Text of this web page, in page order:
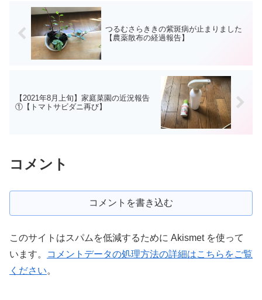
いるので今さら感はありますが、
今回はこの作品を読んだ感想を...
の...
つるむさらききの紫斑病が止まりました
【農薬散布の経過報告】
【2021年8月上旬】家庭菜園の近況報告
①【トマトサビダニ再び】
コメント
コメントを書き込む
このサイトはスパムを低減するために Akismet を使って
います。
コメントデータの処理方法の詳細はこちらをご覧
ください。